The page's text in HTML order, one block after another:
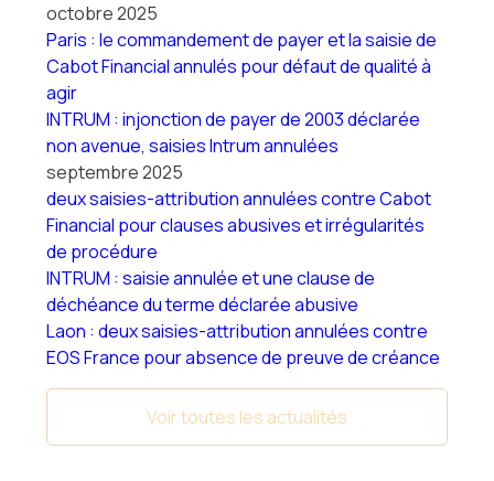
octobre 2025
Paris : le commandement de payer et la saisie de
Cabot Financial annulés pour défaut de qualité à
agir
INTRUM : injonction de payer de 2003 déclarée
non avenue, saisies Intrum annulées
septembre 2025
deux saisies-attribution annulées contre Cabot
Financial pour clauses abusives et irrégularités
de procédure
INTRUM : saisie annulée et une clause de
déchéance du terme déclarée abusive
Laon : deux saisies-attribution annulées contre
EOS France pour absence de preuve de créance
Voir toutes les actualités